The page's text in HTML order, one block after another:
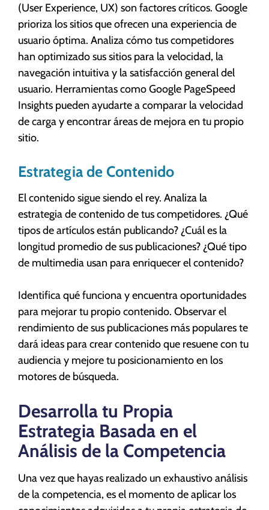
(User Experience, UX) son factores críticos. Google
prioriza los sitios que ofrecen una experiencia de
usuario óptima. Analiza cómo tus competidores
han optimizado sus sitios para la velocidad, la
navegación intuitiva y la satisfacción general del
usuario. Herramientas como Google PageSpeed
Insights pueden ayudarte a comparar la velocidad
de carga y encontrar áreas de mejora en tu propio
sitio.
Estrategia de Contenido
El contenido sigue siendo el rey. Analiza la
estrategia de contenido de tus competidores. ¿Qué
tipos de artículos están publicando? ¿Cuál es la
longitud promedio de sus publicaciones? ¿Qué tipo
de multimedia usan para enriquecer el contenido?
Identifica qué funciona y encuentra oportunidades
para mejorar tu propio contenido. Observar el
rendimiento de sus publicaciones más populares te
dará ideas para crear contenido que resuene con tu
audiencia y mejore tu posicionamiento en los
motores de búsqueda.
Desarrolla tu Propia
Estrategia Basada en el
Análisis de la Competencia
Una vez que hayas realizado un exhaustivo análisis
de la competencia, es el momento de aplicar los